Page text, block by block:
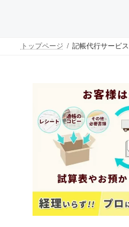
トップページ 記帳代行サービス